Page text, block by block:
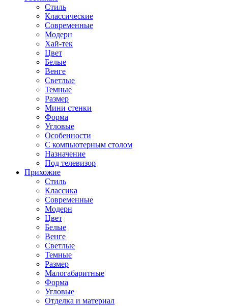
Стиль
Классические
Современные
Модерн
Хай-тек
Цвет
Белые
Венге
Светлые
Темные
Размер
Мини стенки
Форма
Угловые
Особенности
С компьютерным столом
Назначение
Под телевизор
Прихожие
Стиль
Классика
Современные
Модерн
Цвет
Белые
Венге
Светлые
Темные
Размер
Малогабаритные
Форма
Угловые
Отделка и материал